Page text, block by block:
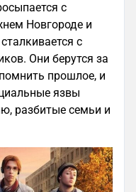
с
Новгороде и
с
Они берутся за
прошлое, и
язвы
разбитые семьи и